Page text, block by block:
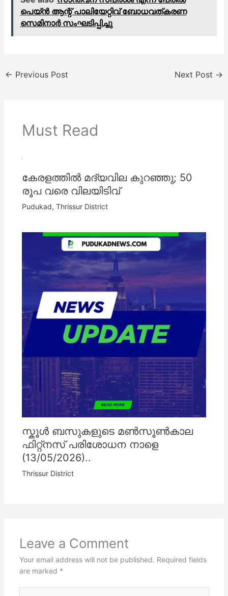
പെയ്ൻ ആന്റ് പാലിയേറ്റിവ് ബോധവത്കരണ
സെമിനാർ സംഘടിപ്പിച്ചു
← Previous Post Next Post →
Must Read
കേരളത്തില്‍ മദ്യവില കുറഞ്ഞു; 50
രൂപ വരെ വിലയിടിവ്
Pudukad, Thrissur District
സ്കൂൾ ബസുകളുടെ മൺസൂൺകാല
ഫിറ്റ്നസ് പരിശോധന നാളെ
(13/05/2026)..
Thrissur District
Leave a Comment
Your email address will not be published. Required fields
are marked *